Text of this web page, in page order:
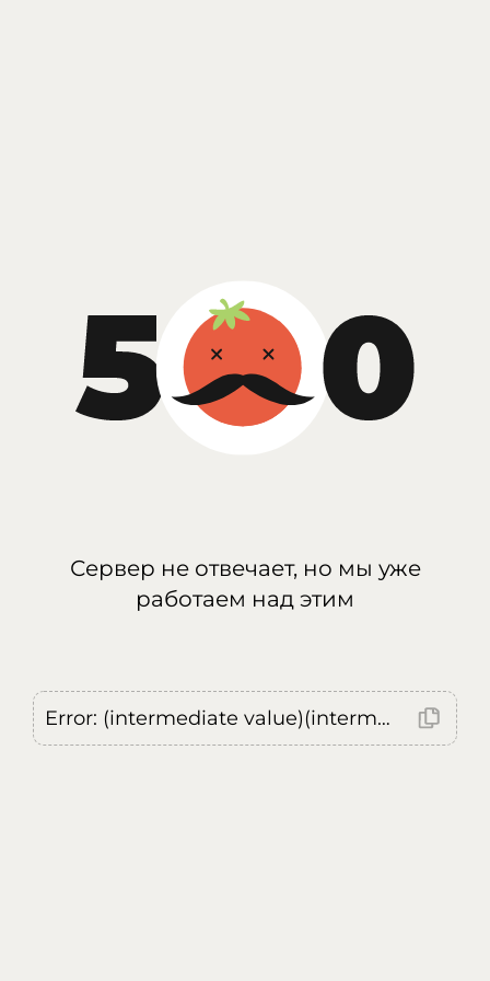
Сервер не отвечает, но мы уже
работаем над этим
Error: (intermediate value)(intermediate value)(intermediate value).replaceAll is not a function